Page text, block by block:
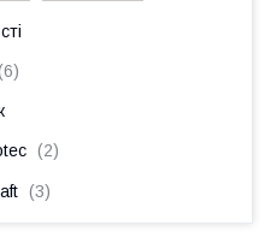
6
2
3